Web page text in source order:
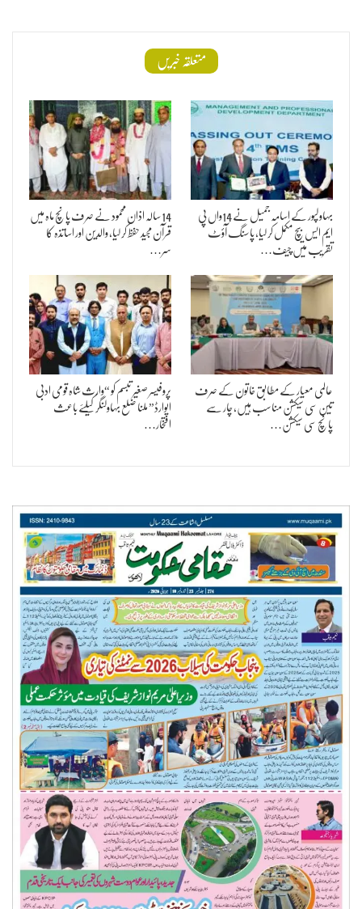
متعلقہ خبریں
بہاولپور کے اسامہ جمیل نے 14واں پی
ایم ایس بیچ مکمل کر لیا، پاسنگ آؤٹ
تقریب میں چیف…
14 سالہ اذان محمود نے صرف پانچ ماہ میں
قرآن مجید حفظ کر لیا، والدین اور اساتذہ کا
سر…
عالمی معیار کے مطابق خاتون کے صرف
تین سی سیکشن مناسب ہیں، چار سے
پانچ سی سیکشن…
پروفیسر صغیر تبسم کو “وارث شاہ قومی ادبی
ایوارڈ” ملنا ضلع بہاولنگر کیلئے باعث
افتخار…